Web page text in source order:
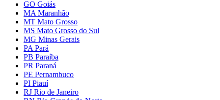
GO Goiás
MA Maranhão
MT Mato Grosso
MS Mato Grosso do Sul
MG Minas Gerais
PA Pará
PB Paraíba
PR Paraná
PE Pernambuco
PI Piauí
RJ Rio de Janeiro